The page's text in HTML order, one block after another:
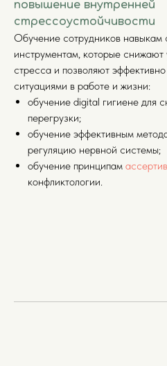
повышение внутренней
стрессоустойчивости
Обучение сотрудников навыкам
инструментам, которые снижают
стресса и позволяют
ситуациями в работе и жизни:
обучение digital гигиене для
перегрузки;
обучение эффективным
регуляцию нервной системы;
обучение принципам
конфликтологии.